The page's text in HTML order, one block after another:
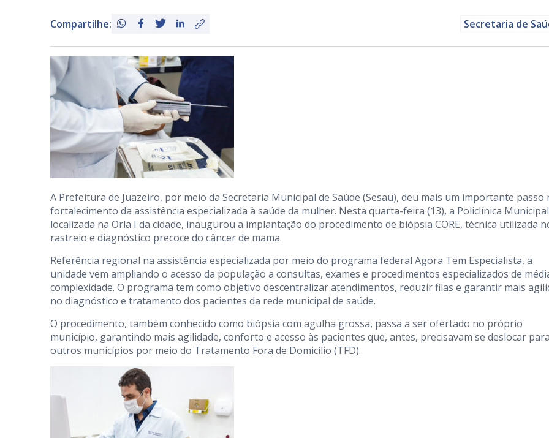
Compartilhe: Secretaria de
A Prefeitura de Juazeiro, por meio da Secretaria Municipal de Saúde (Sesau), deu mais um importante passo
fortalecimento da assistência especializada à saúde da mulher. Nesta quarta-feira (13), a Policlínica
localizada na Orla I da cidade, inaugurou a implantação do procedimento de biópsia CORE, técnica utilizada
rastreio e diagnóstico precoce do câncer de mama.
Referência regional na assistência especializada por meio do programa federal Agora Tem Especialista, a
unidade vem ampliando o acesso da população a consultas, exames e procedimentos especializados de
complexidade. O programa tem como objetivo descentralizar atendimentos, reduzir filas e garantir mais
no diagnóstico e tratamento dos pacientes da rede municipal de saúde.
O procedimento, também conhecido como biópsia com agulha grossa, passa a ser ofertado no próprio
município, garantindo mais agilidade, conforto e acesso às pacientes que, antes, precisavam se deslocar para
outros municípios por meio do Tratamento Fora de Domicílio (TFD).